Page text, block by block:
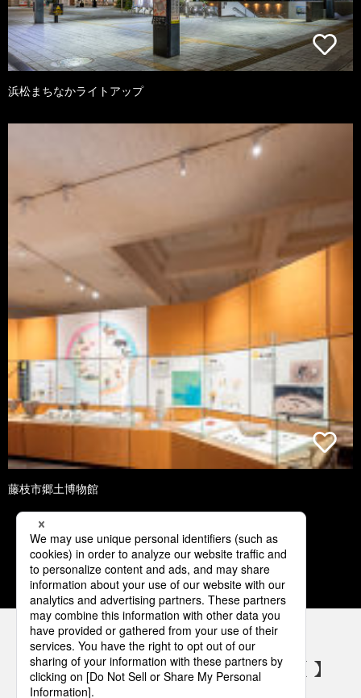
浜松まちなかライトアップ
藤枝市郷土博物館
1 2 3 4 5
パナソニックの電気設備 SNSアカウント